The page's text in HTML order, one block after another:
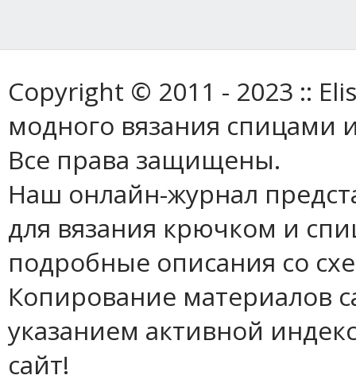
Copyright © 2011 - 2023 ::
модного вязания спицами
Все права защищены.
Наш онлайн-журнал
для вязания крючком и
подробные описания со
Копирование материалов
указанием активной
сайт!